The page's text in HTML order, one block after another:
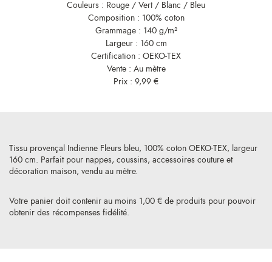
Couleurs : Rouge / Vert / Blanc / Bleu
Composition : 100% coton
Grammage : 140 g/m²
Largeur : 160 cm
Certification : OEKO-TEX
Vente : Au mètre
Prix : 9,99 €
Votre panier doit contenir au moins 1,00 € de produits pour pouvoir
obtenir des récompenses fidélité.
Tissu provençal Indienne Fleurs bleu, 100% coton OEKO-TEX, largeur
160 cm. Parfait pour nappes, coussins, accessoires couture et
décoration maison, vendu au mètre.